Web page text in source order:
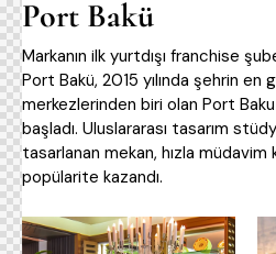
Port Bakü
Markanın ilk yurtdışı franchise
Port Bakü, 2015 yılında şehrin en
merkezlerinden biri olan Port
başladı. Uluslararası tasarım
tasarlanan mekan, hızla
popülarite kazandı.